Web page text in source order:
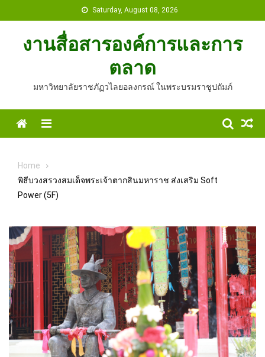
to
Saturday, August 08, 2026
งานสื่อสารองค์การและการ
ตลาด
มหาวิทยาลัยราชภัฏวไลยอลงกรณ์ ในพระบรมราชูปถัมภ์
HomeMenu
Home
พิธีบวงสรวงสมเด็จพระเจ้าตากสินมหาราช ส่งเสริม Soft
Power (5F)